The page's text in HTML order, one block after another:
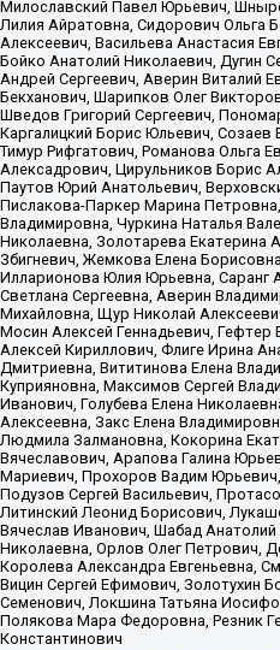
Милославский Павел Юрьевич,
Лилия Айратовна, Сидорович Ольга
Алексеевич, Васильева Анастасия
Бойко Анатолий Николаевич, Дугин
Андрей Сергеевич, Аверин Виталий
Бекханович, Шарипков Олег
Шведов Григорий Сергеевич,
Каргалицкий Борис Юльевич, Созаев
Тимур Рифгатович, Романова Ольга
Алексадрович, Цирульников Борис
Паутов Юрий Анатольевич,
Пислакова-Паркер Марина
Владимировна, Чуркина Наталья
Николаевна, Золотарева Екатерина
Збигневич, Жемкова Елена
Илларионова Юлия Юрьевна, Саранг
Светлана Сергеевна, Аверин
Михайловна, Щур Николай
Мосин Алексей Геннадьевич,
Алексей Кириллович, Флиге Ирина
Дмитриевна, Вититинова Елена
Куприяновна, Максимов Сергей
Иванович, Голубева Елена
Алексеевна, Закс Елена
Людмила Залмановна, Кокорина
Вячеславович, Арапова Галина
Мариевич, Прохоров Вадим
Подузов Сергей Васильевич,
Литинский Леонид Борисович,
Вячеслав Иванович, Шабад
Николаевна, Орлов Олег Петрович,
Королева Александра Евгеньевна,
Вицин Сергей Ефимович, Золотухин
Семенович, Локшина Татьяна
Полякова Мара Федоровна, Резник
Константинович